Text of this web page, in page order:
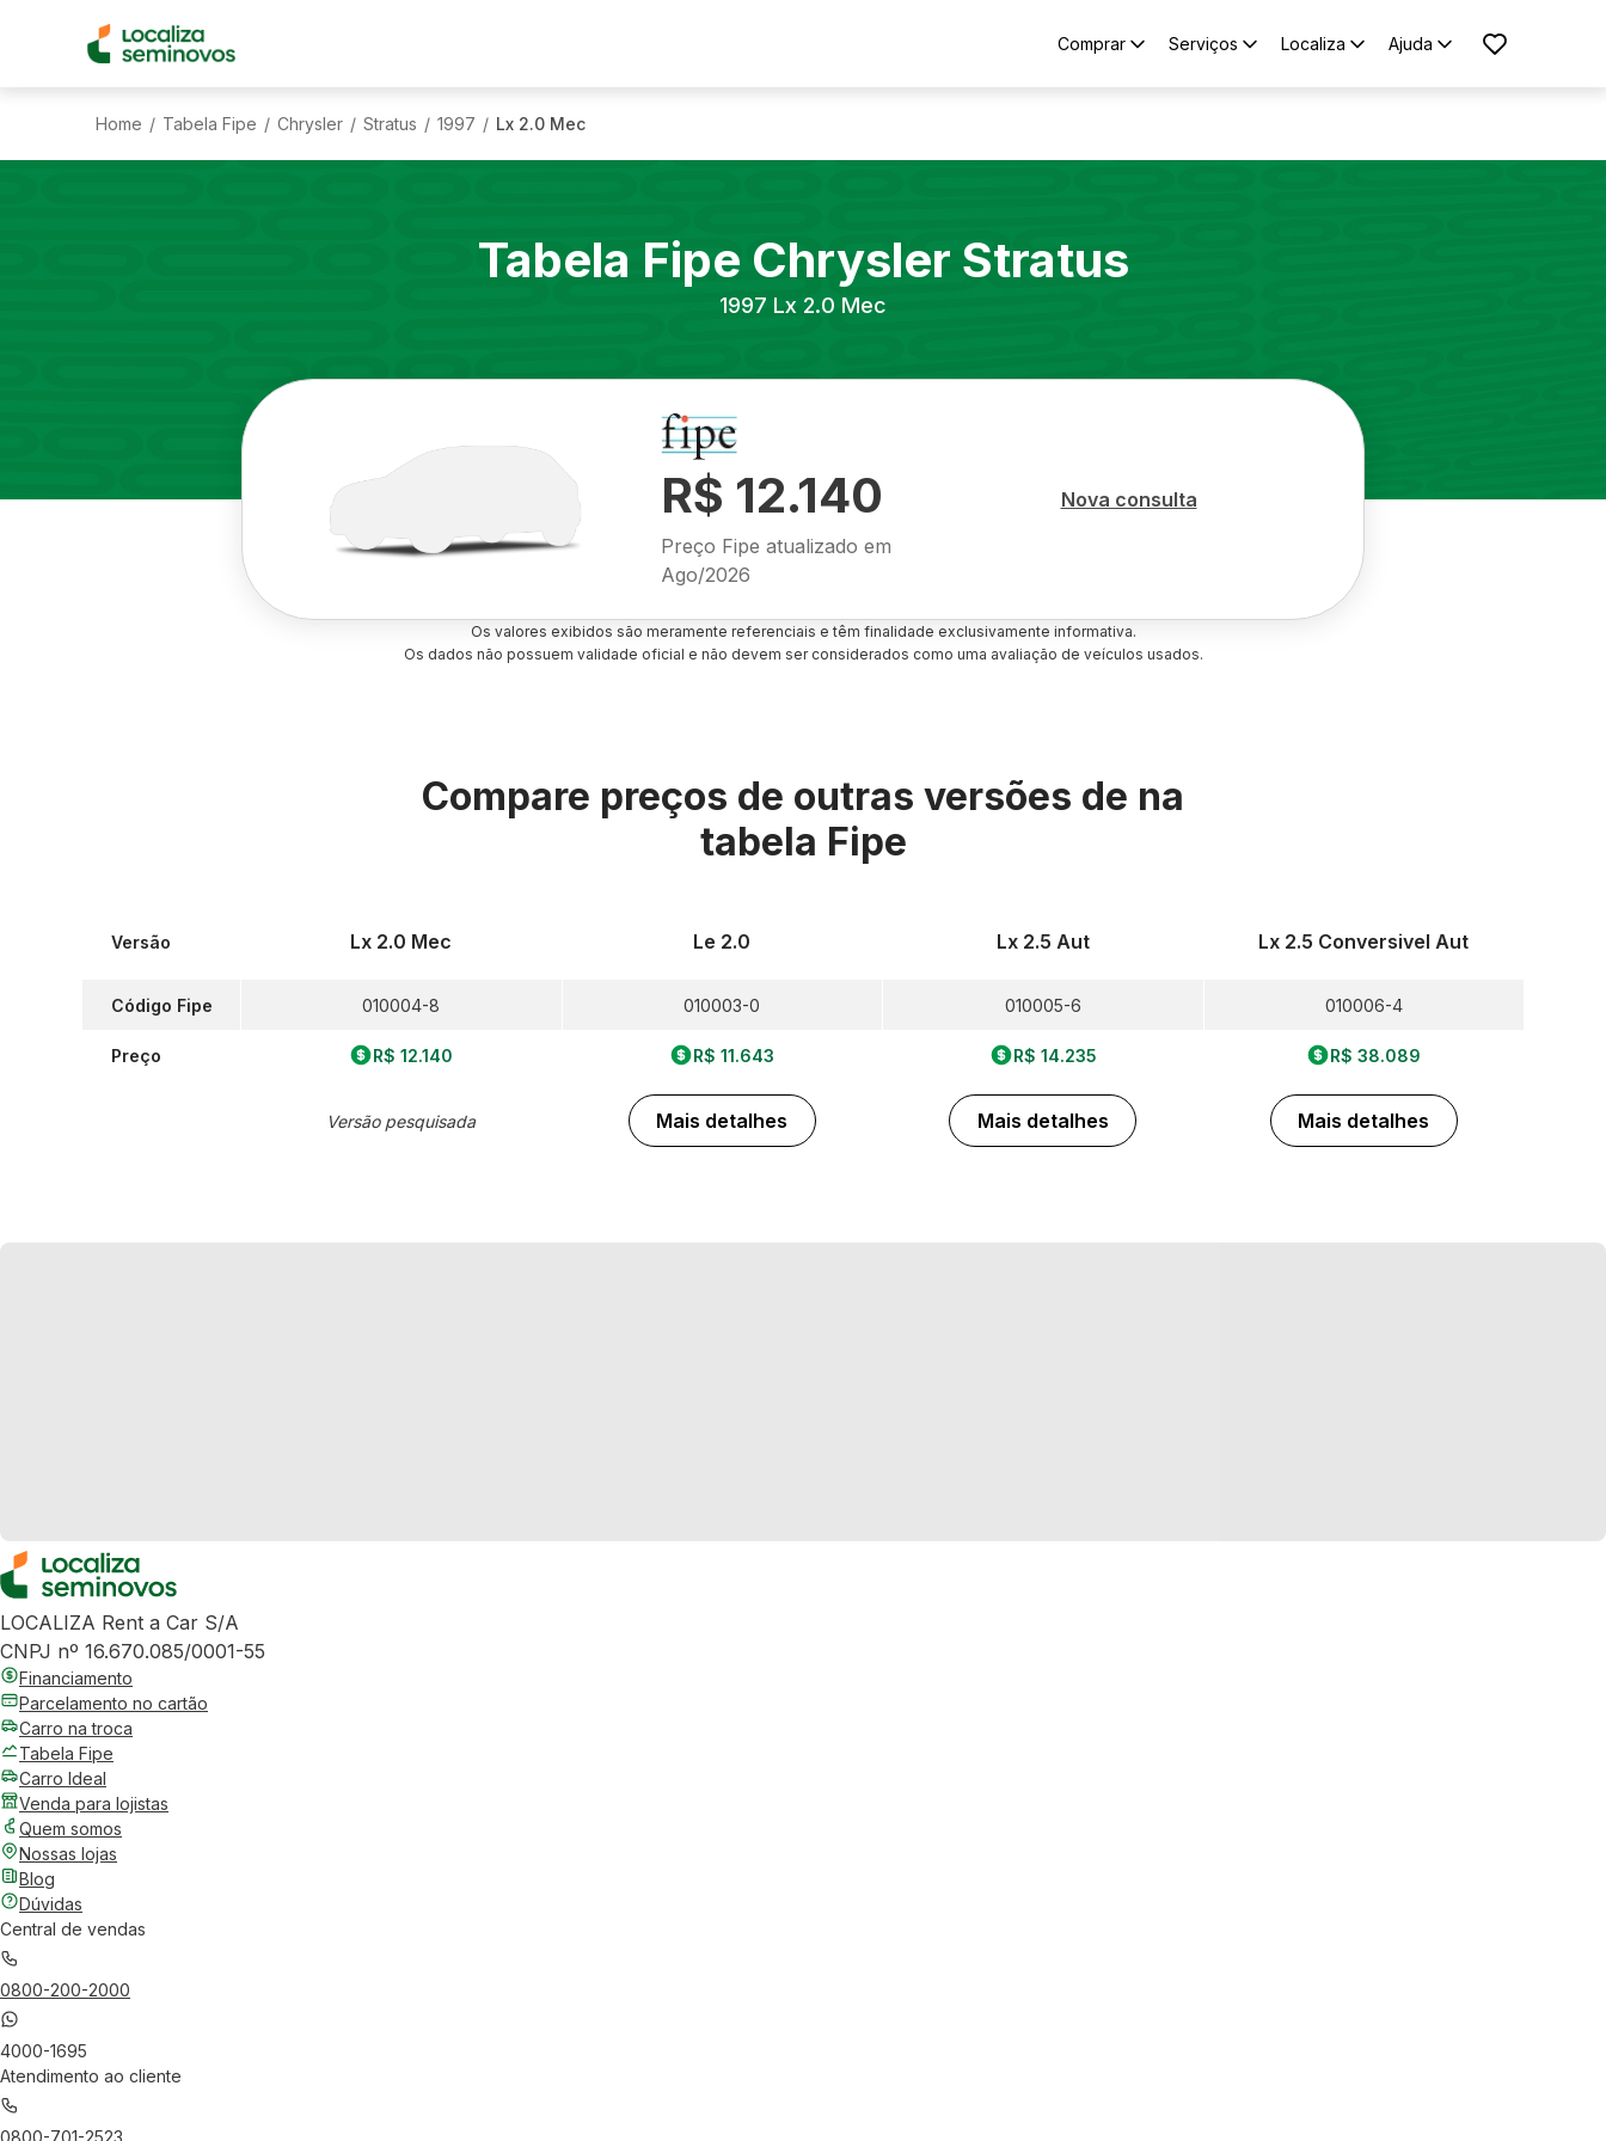
Comprar Serviços Localiza Ajuda
Home / Tabela Fipe / Chrysler / Stratus / 1997 / Lx 2.0 Mec
Tabela Fipe Chrysler Stratus
1997 Lx 2.0 Mec
R$ 12.140
Preço Fipe atualizado em
Ago/2026
Nova consulta
Os valores exibidos são meramente referenciais e têm finalidade exclusivamente informativa.
Os dados não possuem validade oficial e não devem ser considerados como uma avaliação de veículos usados.
Compare preços de outras versões de na
tabela Fipe
Versão
Código Fipe
Preço
Lx 2.0 Mec
010004-8
R$ 12.140
Versão pesquisada
Le 2.0
010003-0
R$ 11.643
Mais detalhes
Lx 2.5 Aut
010005-6
R$ 14.235
Mais detalhes
Lx 2.5 Conversivel Aut
010006-4
R$ 38.089
Mais detalhes
LOCALIZA Rent a Car S/A
CNPJ nº 16.670.085/0001-55
Financiamento
Parcelamento no cartão
Carro na troca
Tabela Fipe
Carro Ideal
Venda para lojistas
Quem somos
Nossas lojas
Blog
Dúvidas
Central de vendas
0800-200-2000
4000-1695
Atendimento ao cliente
0800-701-2523